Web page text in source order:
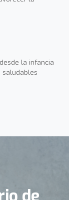
la infancia
saludables